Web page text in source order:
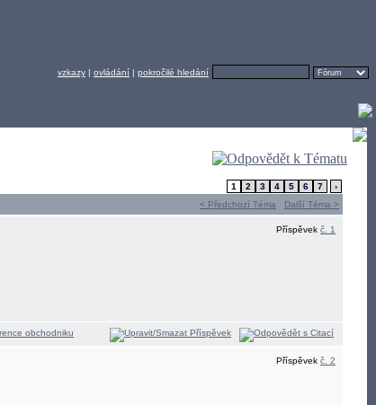
vzkazy | ovládání | pokročilé hledání
1 2 3 4 5 6 7
›
< Předchozí Téma Další Téma >
Příspěvek č. 1
Příspěvek č. 2